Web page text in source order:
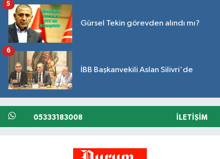
Gürsel Tekin görevden alındı mı?
5
İBB Başkanvekili Aslan Silivri'de
6
05333183008 İLETIŞIM